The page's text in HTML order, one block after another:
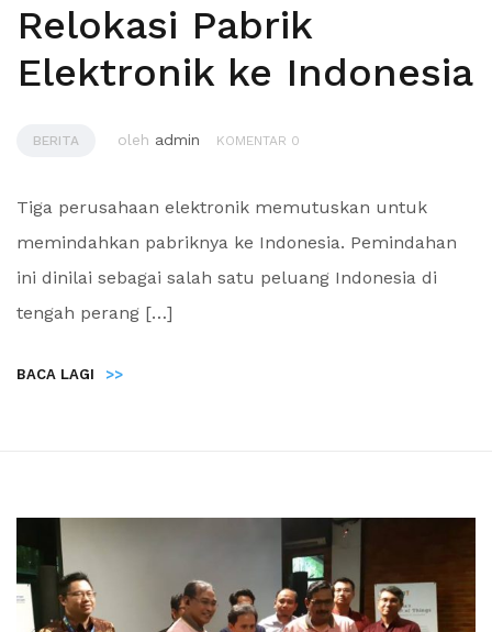
Relokasi Pabrik
Elektronik ke Indonesia
BERITA oleh admin KOMENTAR 0
Tiga perusahaan elektronik memutuskan untuk
memindahkan pabriknya ke Indonesia. Pemindahan
ini dinilai sebagai salah satu peluang Indonesia di
tengah perang […]
BACA LAGI >>